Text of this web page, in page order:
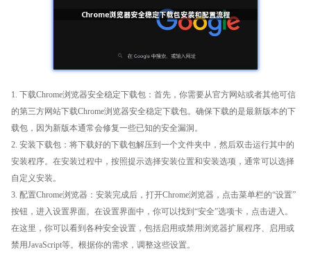
1. 下载Chrome浏览器安全稳定下载包：首先，你需要从官方网站或者其他可信
的第三方网站下载Chrome浏览器安全稳定下载包。确保下载的是最新版本的下
载包，因为新版本通常会修复一些已知的安全漏洞。
2. 安装下载包：将下载好的下载包解压到一个文件夹中，然后双击运行其中的
安装程序。在安装过程中，按照提示选择安装位置和安装选项，通常可以选择
自定义安装。
3. 配置Chrome浏览器：安装完成后，打开Chrome浏览器，点击菜单栏的“设置”
按钮，进入设置界面。在设置界面中，你可以找到“安全”选项卡，点击进入。
在这里，你可以看到各种安全设置，包括启用或禁用浏览器扩展程序、启用或
禁用JavaScript等。根据你的需求，调整这些设置。